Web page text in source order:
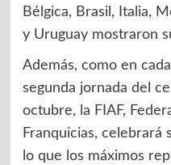
Bélgica, Brasil, Italia,
y Uruguay mostraron
Además, como en
segunda jornada del
octubre, la FIAF,
Franquicias, celebrará
lo que los máximos